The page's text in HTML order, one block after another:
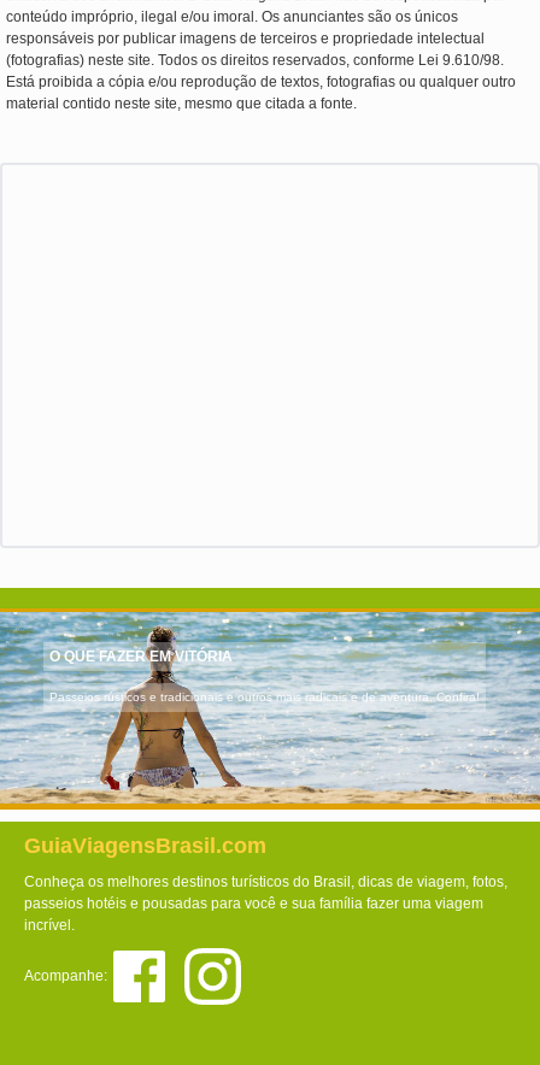
conteúdo impróprio, ilegal e/ou imoral. Os anunciantes são os únicos
responsáveis por publicar imagens de terceiros e propriedade intelectual
(fotografias) neste site. Todos os direitos reservados, conforme Lei 9.610/98.
Está proibida a cópia e/ou reprodução de textos, fotografias ou qualquer outro
material contido neste site, mesmo que citada a fonte.
O QUE FAZER EM VITÓRIA
Passeios rústicos e tradicionais e outros mais radicais e de aventura. Confira!
GuiaViagensBrasil.com
Conheça os melhores destinos turísticos do Brasil, dicas de viagem, fotos,
passeios hotéis e pousadas para você e sua família fazer uma viagem
incrível.
Acompanhe: